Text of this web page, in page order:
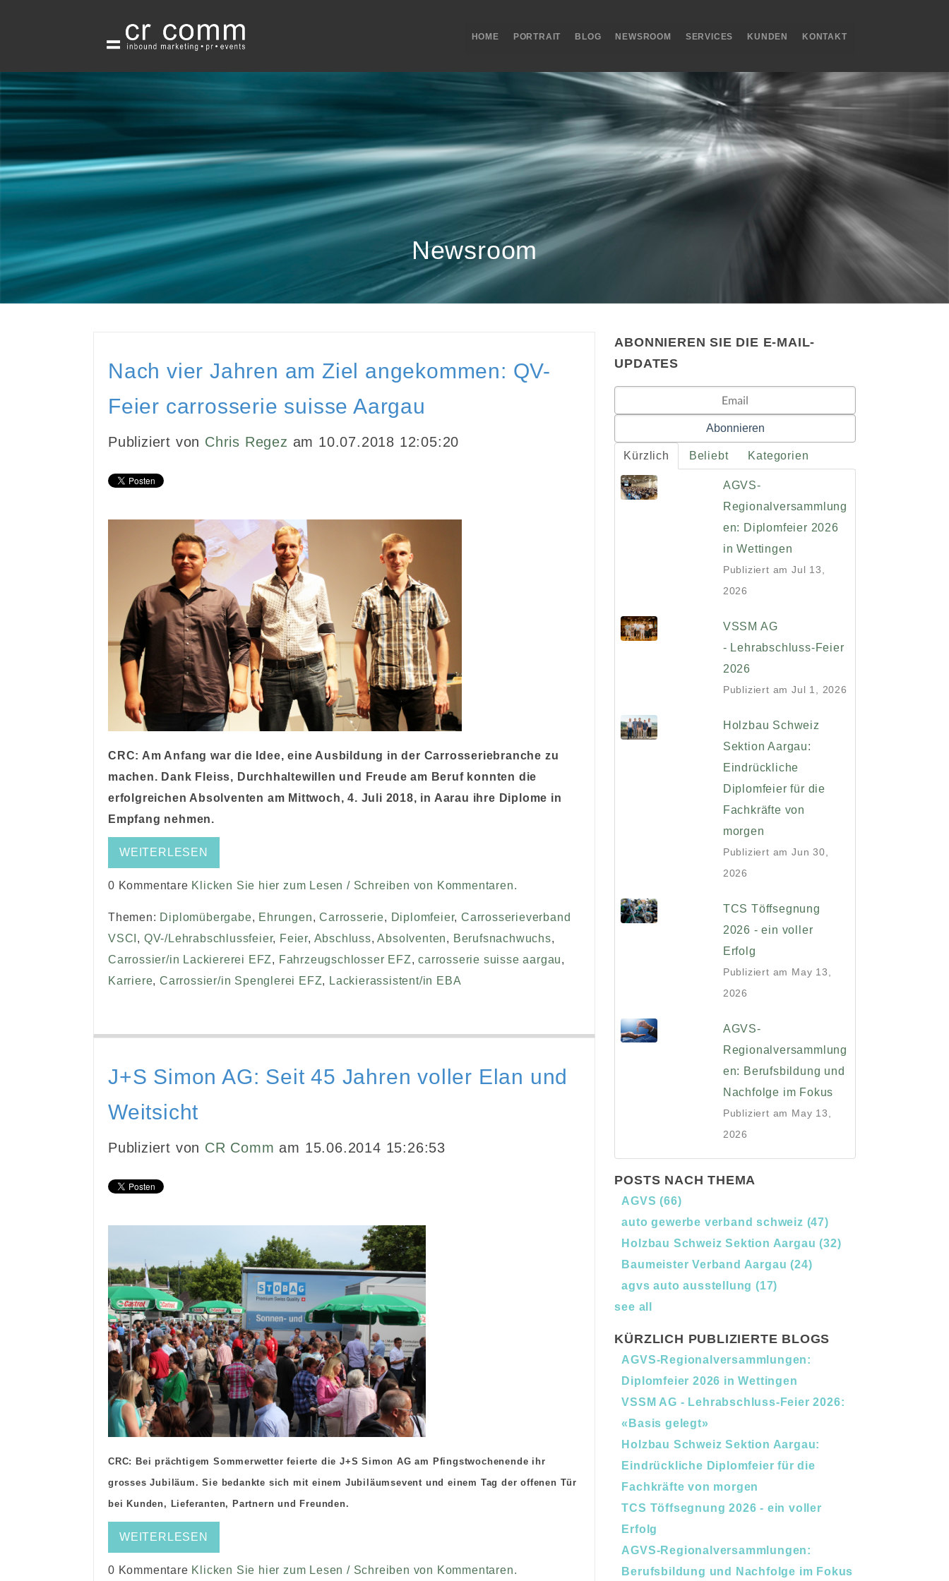
HOME PORTRAIT BLOG NEWSROOM SERVICES KUNDEN KONTAKT
Newsroom
Nach vier Jahren am Ziel angekommen: QV-
Feier carrosserie suisse Aargau
Publiziert von Chris Regez am 10.07.2018 12:05:20
CRC: Am Anfang war die Idee, eine Ausbildung in der Carrosseriebranche zu
machen. Dank Fleiss, Durchhaltewillen und Freude am Beruf konnten die
erfolgreichen Absolventen am Mittwoch, 4. Juli 2018, in Aarau ihre Diplome in
Empfang nehmen.
WEITERLESEN
0 Kommentare Klicken Sie hier zum Lesen / Schreiben von Kommentaren.
Themen: Diplomübergabe, Ehrungen,Carrosserie, Diplomfeier,Carrosserieverband
VSCI , QV-/Lehrabschlussfeier, Feier, Abschluss,Absolventen, Berufsnachwuchs,
Carrossier/in Lackiererei EFZ, Fahrzeugschlosser EFZ,carrosserie suisse aargau,
Karriere,Carrossier/in Spenglerei EFZ, Lackierassistent/in EBA
J+S Simon AG: Seit 45 Jahren voller Elan und
Weitsicht
Publiziert von CR Comm am 15.06.2014 15:26:53
CRC: Bei prächtigem Sommerwetter feierte die J+S Simon AG am Pfingstwochenende ihr
grosses Jubiläum. Sie bedankte sich mit einem Jubiläumsevent und einem Tag der offenen Tür
bei Kunden, Lieferanten, Partnern und Freunden.
WEITERLESEN
0 Kommentare Klicken Sie hier zum Lesen / Schreiben von Kommentaren.
ABONNIEREN SIE DIE E-MAIL-
UPDATES
Kürzlich Beliebt Kategorien
AGVS-
Regionalversammlung
en: Diplomfeier 2026
in Wettingen
Publiziert am Jul 13,
2026
VSSM AG
- Lehrabschluss-Feier
2026
Publiziert am Jul 1, 2026
Holzbau Schweiz
Sektion Aargau:
Eindrückliche
Diplomfeier für die
Fachkräfte von
morgen
Publiziert am Jun 30,
2026
TCS Töffsegnung
2026 - ein voller
Erfolg
Publiziert am May 13,
2026
AGVS-
Regionalversammlung
en: Berufsbildung und
Nachfolge im Fokus
Publiziert am May 13,
2026
POSTS NACH THEMA
AGVS(66)
auto gewerbe verband schweiz (47)
Holzbau Schweiz Sektion Aargau(32)
Baumeister Verband Aargau(24)
agvs auto ausstellung(17)
see all
KÜRZLICH PUBLIZIERTE BLOGS
AGVS-Regionalversammlungen:
Diplomfeier 2026 in Wettingen
VSSM AG - Lehrabschluss-Feier 2026:
«Basis gelegt»
Holzbau Schweiz Sektion Aargau:
Eindrückliche Diplomfeier für die
Fachkräfte von morgen
TCS Töffsegnung 2026 - ein voller
Erfolg
AGVS-Regionalversammlungen:
Berufsbildung und Nachfolge im Fokus